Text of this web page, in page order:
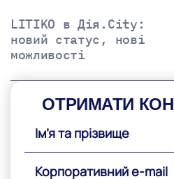
LITIKO в Дія.City:
новий статус, нові
можливості
ОТРИМАТИ